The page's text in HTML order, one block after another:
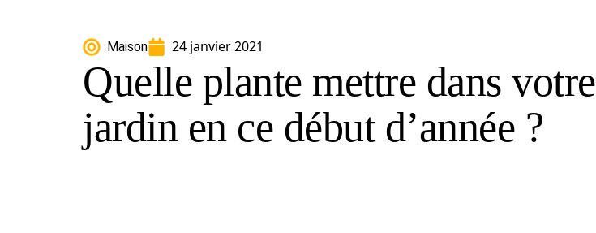
Maison 24 janvier 2021
Quelle plante mettre dans votre
jardin en ce début d’année ?